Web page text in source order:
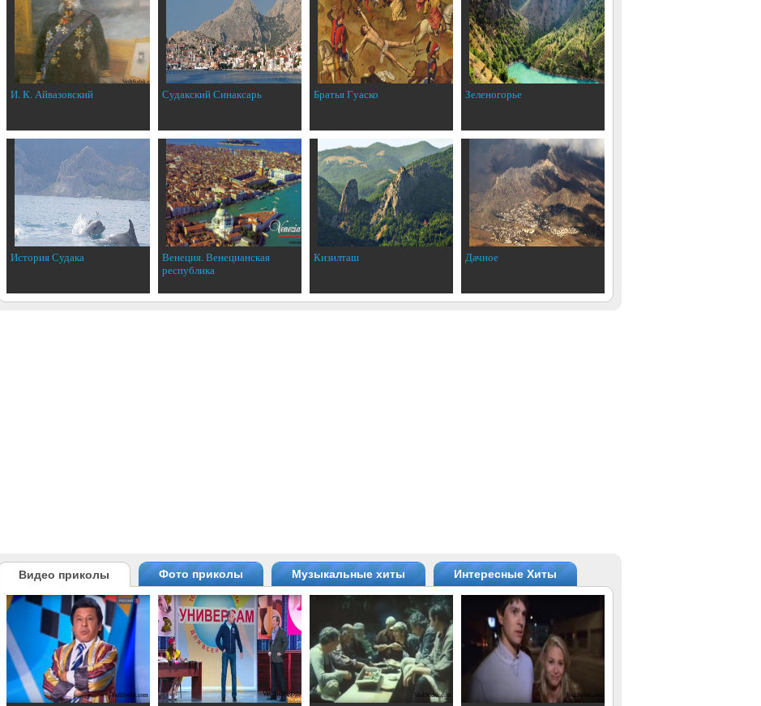
И. К. Айвазовский Судакский Синаксарь Братья Гуаско Зеленогорье
История Судака
Венеция. Венецианская
республика
Кизилташ Дачное
Видео приколы Фото приколы Музыкальные хиты Интересные Хиты